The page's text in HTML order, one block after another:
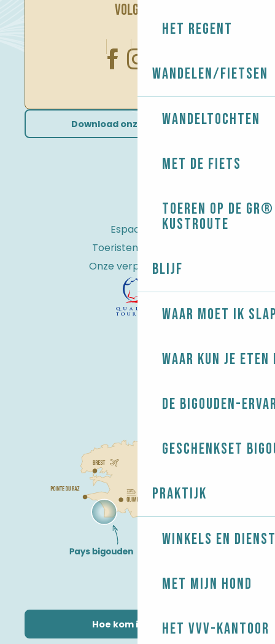
Het regent
Wandelen/Fietsen
Wandeltochten
Met de fiets
Toeren op de
kustroute
Blijf
Waar moet ik
Waar kun je eten
De Bigouden-
Geschenkset
Praktijk
Winkels en
Met mijn hond
Het VVV-kantoor
VOLG ONS
Download onze brochures
Espace Pro
Toeristenbelasting
Onze verplichtingen
Hoe kom ik daar?